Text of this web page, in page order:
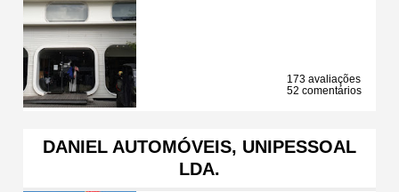
173 avaliações
52 comentários
DANIEL AUTOMÓVEIS, UNIPESSOAL
LDA.